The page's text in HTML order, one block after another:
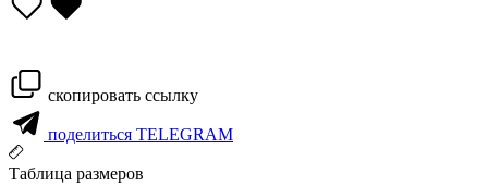
скопировать ссылку
поделиться TELEGRAM
Таблица размеров